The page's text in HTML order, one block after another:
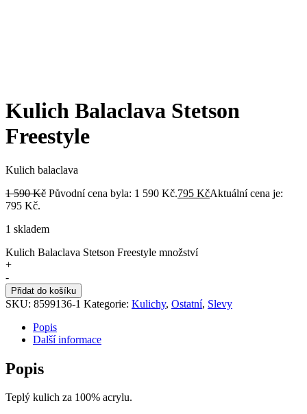
Kulich Balaclava Stetson
Freestyle
Kulich balaclava
1 590Kč Původní cena byla: 1 590 Kč.795 KčAktuální cena je:
795 Kč.
1 skladem
Kulich Balaclava Stetson Freestyle množství
+
-
Přidat do košíku
SKU: 8599136-1 Kategorie: Kulichy, Ostatní, Slevy
Popis
Další informace
Popis
Teplý kulich za 100% acrylu.